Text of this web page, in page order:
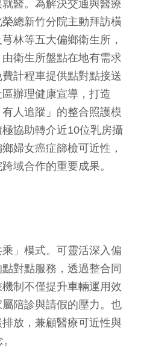
醫。為解決交通與醫療
總新竹分院主動拜訪橫
林等五大偏鄉衛生所，
衛生所盤點在地有需求
計程車提供點對點接送
辦理健康宣導，打造
有人追蹤」的整合照護模
協助轉介近10位乳房攝
婦女癌症篩檢可近性，
域合作的重要成果。
」模式。可靈活深入偏
對點服務，透過整合同
制不僅提升車輛運用效
陪診與請假的壓力。也
放，兼顧醫療可近性與